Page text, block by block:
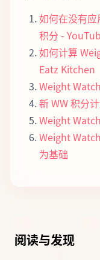
如何在没有
积分 -
如何计算
Eatz Kitchen
Weight
新 WW 积分
Weight
Weight
为基础
阅读与发现